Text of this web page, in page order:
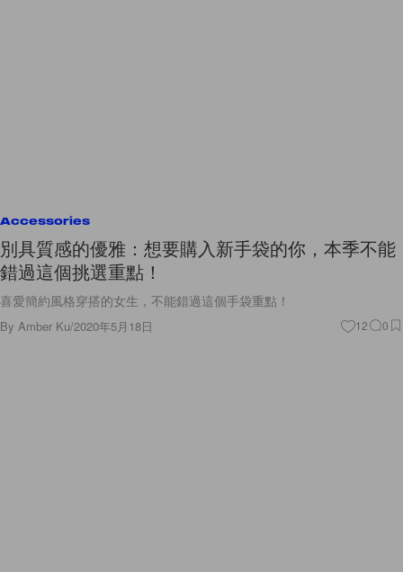
Accessories
別具質感的優雅：想要購入新手袋的你，本季不能
錯過這個挑選重點！
喜愛簡約風格穿搭的女生，不能錯過這個手袋重點！
By Amber Ku/2020年5月18日 12 0